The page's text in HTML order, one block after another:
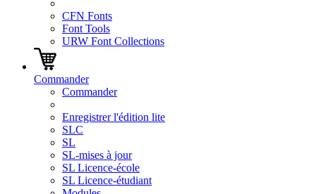
CFN Fonts
Font Tools
URW Font Collections
Commander
Commander
Enregistrer l'édition lite
SLC
SL
SL-mises à jour
SL Licence-école
SL Licence-étudiant